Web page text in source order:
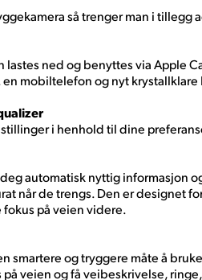
så trenger man i tillegg
lastes ned og benyttes via Apple
mobiltelefon og nyt krystallklare
i henhold til dine
automatisk nyttig informasjon
når de trengs. Den er designet
på veien videre.
smartere og tryggere måte å
veien og få veibeskrivelse,